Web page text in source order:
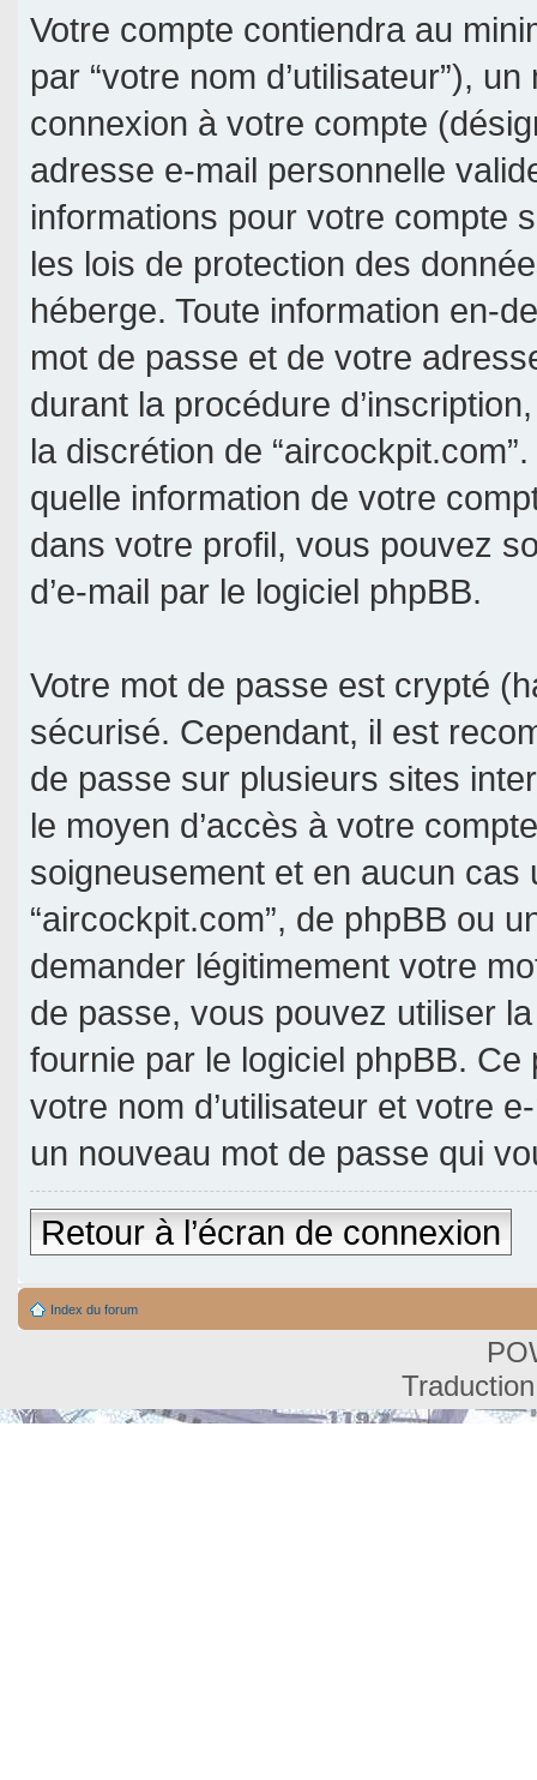
Votre compte contiendra au
par “votre nom d’utilisateur”),
connexion à votre compte
adresse e-mail personnelle
informations pour votre compte
les lois de protection des
héberge. Toute information en-
mot de passe et de votre
durant la procédure
la discrétion de
quelle information de votre
dans votre profil, vous pouvez
d’e-mail par le logiciel phpBB.
Votre mot de passe est crypté
sécurisé. Cependant, il est
de passe sur plusieurs sites
le moyen d’accès à votre
soigneusement et en aucun cas
“aircockpit.com”, de phpBB ou
demander légitimement votre
de passe, vous pouvez utiliser
fournie par le logiciel phpBB.
votre nom d’utilisateur et votre
un nouveau mot de passe qui
Retour à l’écran de connexion
Index du forum